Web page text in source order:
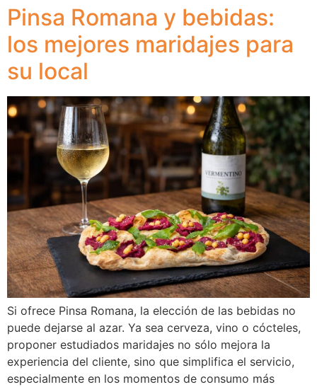
Pinsa Romana y bebidas:
los mejores maridajes para
su local
Si ofrece Pinsa Romana, la elección de las bebidas no
puede dejarse al azar. Ya sea cerveza, vino o cócteles,
proponer estudiados maridajes no sólo mejora la
experiencia del cliente, sino que simplifica el servicio,
especialmente en los momentos de consumo más